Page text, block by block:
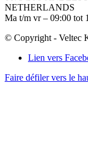
NETHERLANDS
Ma t/m vr – 09:00 tot
© Copyright - Veltec
Lien vers
Faire défiler vers le